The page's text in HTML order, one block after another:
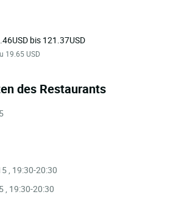
bis 121.37USD
19.65 USD
des Restaurants
, 19:30-20:30
, 19:30-20:30